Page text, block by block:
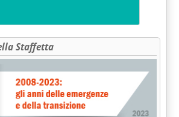
Staffetta